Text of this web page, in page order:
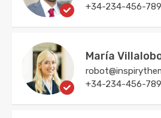
+34-234-456-789
María
+34-234-456-789